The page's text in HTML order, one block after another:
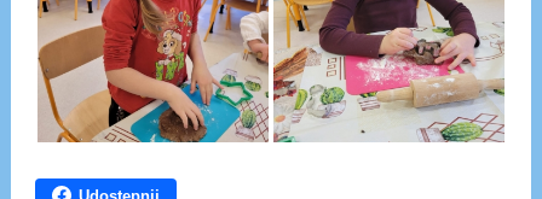
Udostępnij